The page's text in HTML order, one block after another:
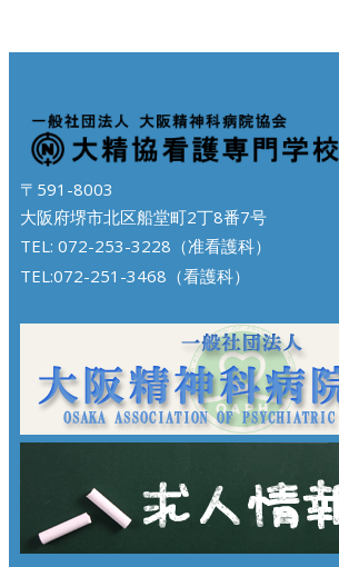
〒591-8003
大阪府堺市北区船堂町2丁8番7号
TEL: 072-253-3228（准看護科）
TEL:072-251-3468（看護科）